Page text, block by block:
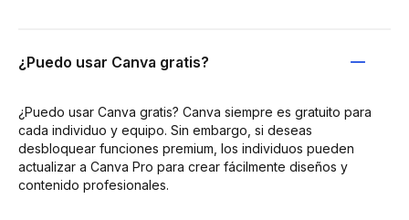
¿Puedo usar Canva gratis?
¿Puedo usar Canva gratis? Canva siempre es gratuito para
cada individuo y equipo. Sin embargo, si deseas
desbloquear funciones premium, los individuos pueden
actualizar a Canva Pro para crear fácilmente diseños y
contenido profesionales.